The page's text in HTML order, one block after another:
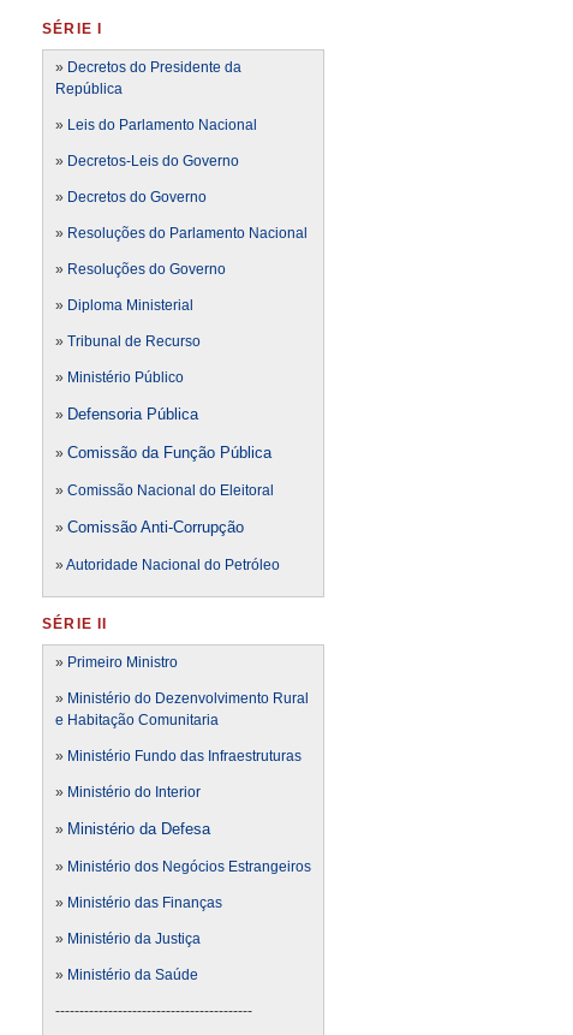
SÉRIE I
» Decretos do Presidente da
República
» Leis do Parlamento Nacional
» Decretos-Leis do Governo
» Decretos do Governo
» Resoluções do Parlamento Nacional
» Resoluções do Governo
» Diploma Ministerial
» Tribunal de Recurso
» Ministério Público
» Defensoria Pública
» Comissão da Função Pública
» Comissão Nacional do Eleitoral
» Comissão Anti-Corrupção
» Autoridade Nacional do Petróleo
SÉRIE II
» Primeiro Ministro
» Ministério do Dezenvolvimento Rural
e Habitação Comunitaria
» Ministério Fundo das Infraestruturas
» Ministério do Interior
» Ministério da Defesa
» Ministério dos Negócios Estrangeiros
» Ministério das Finanças
» Ministério da Justiça
» Ministério da Saúde
-----------------------------------------